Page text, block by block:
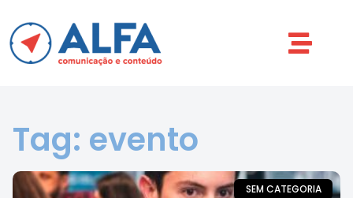
Tag: evento
SEM CATEGORIA